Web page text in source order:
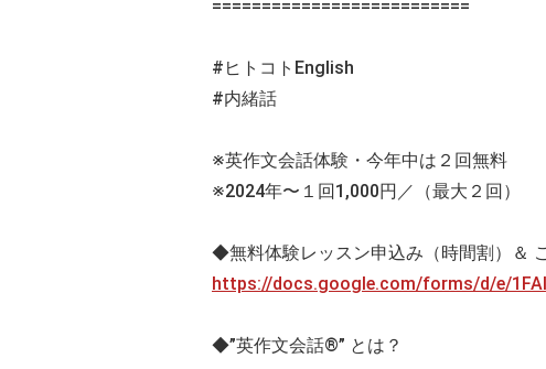
==========================
#ヒトコトEnglish
#内緒話
※英作文会話体験・今年中は２回無料
※2024年〜１回1,000円／（最大２回）
◆無料体験レッスン申込み（時間割）＆
https://docs.google.com/forms/d/e/
◆”英作文会話®” とは？